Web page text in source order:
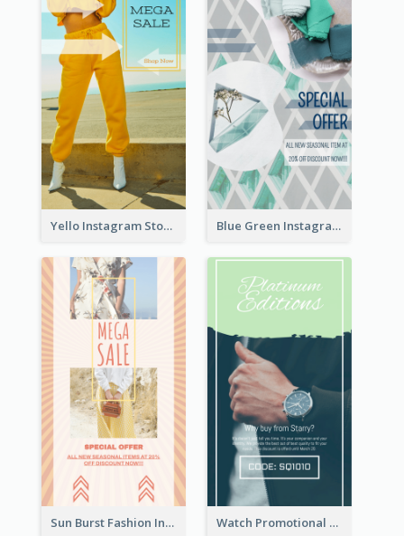
Yello Instagram Story Blue Green Instagram Story
Sun Burst Fashion Instagram Story Watch Promotional Display Instagram Story Design